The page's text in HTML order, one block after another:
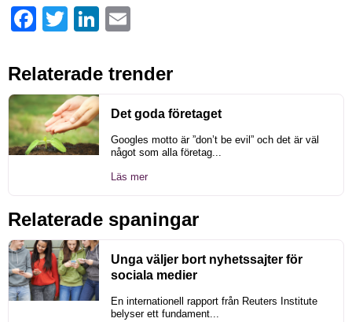
FacebookTwitter LinkedIn
Relaterade trender
Det goda företaget
Googles motto är ”don’t be evil” och det är väl
något som alla företag...
Läs mer
Relaterade spaningar
Unga väljer bort nyhetssajter för
sociala medier
En internationell rapport från Reuters Institute
belyser ett fundament...